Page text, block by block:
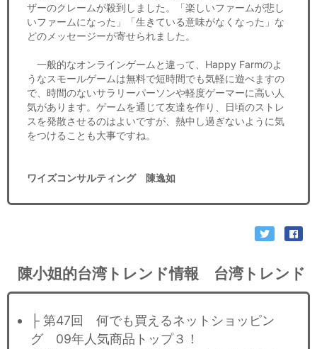
ザーのクレームが殺到しました。「楽しいファームが悲し
いファームになった」「生きている意味がなくなった」な
どのメッセージーが寄せられました。
一般的なオンラインゲームと違って、Happy Farmのよ
うなスモールゲームは無料で短時間でも気軽に遊べますの
で、時間のないサラリーパーソンや軽度ゲーマーに高い人
気があります。ゲームを通じて友達を作り、日頃のストレ
スを発散させるのはよいですが、熱中し過ぎないように気
をつけることも大事ですね。
ワイズコンサルティング 陳逸如
陳小姐的台湾トレンド情報 台湾トレンド
├ 第47回 何でも買えるネットショッピン
グ 09年人気商品トップ３！